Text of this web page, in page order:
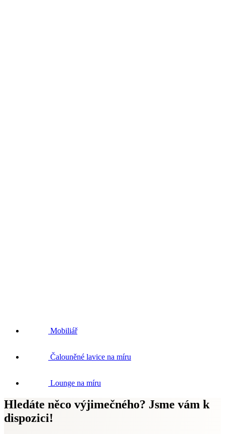
Mobiliář
Čalouněné lavice na míru
Lounge na míru
Hledáte něco výjimečného? Jsme vám k
dispozici!